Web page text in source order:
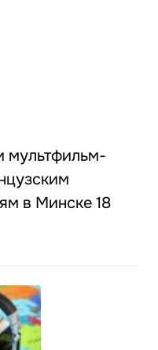
мультфильм-
в Минске 18